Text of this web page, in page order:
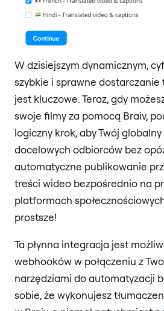
W dzisiejszym dynamicznym,
szybkie i sprawne
jest kluczowe. Teraz, gdy
swoje filmy za pomocą Braiv,
logiczny krok, aby Twój
docelowych odbiorców bez
automatyczne publikowanie
treści wideo bezpośrednio na
platformach
prostsze!
Ta płynna integracja jest
webhooków w połączeniu z
narzędziami do automatyzacji
sobie, że wykonujesz